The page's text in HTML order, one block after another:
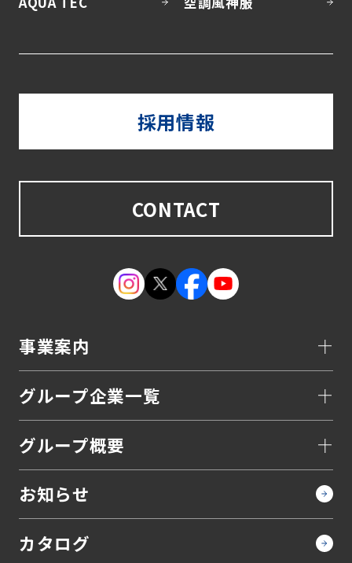
採用情報
CONTACT
事業案内
グループ企業一覧
グループ概要
お知らせ
カタログ